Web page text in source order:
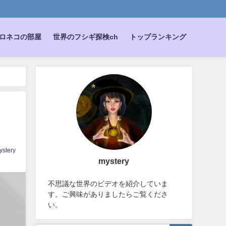
ネコの部屋 世界のフシギ探検ch トップランキング
mystery
不思議な世界のビデオを紹介していま
す。ご興味がありましたらご覧くださ
い。